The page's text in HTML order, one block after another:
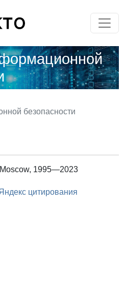
безопасности
1995—2023